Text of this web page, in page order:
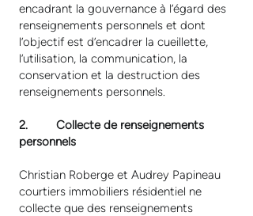
encadrant la gouvernance à l’égard des
renseignements personnels et dont
l’objectif est d’encadrer la cueillette,
l’utilisation, la communication, la
conservation et la destruction des
renseignements personnels.
2. Collecte de renseignements
personnels
Christian Roberge et Audrey Papineau
courtiers immobiliers résidentiel ne
collecte que des renseignements